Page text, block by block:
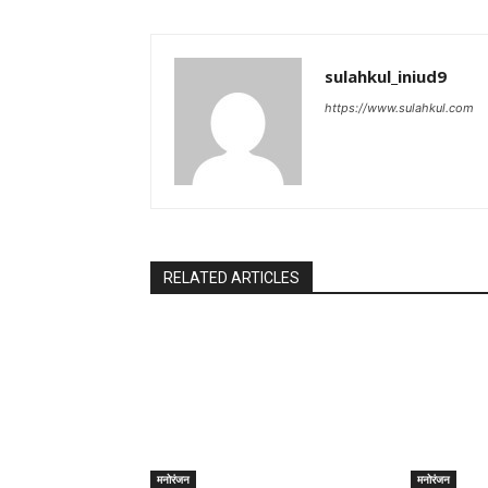
sulahkul_iniud9
https://www.sulahkul.com
RELATED ARTICLES
मनोरंजन मनोरंजन